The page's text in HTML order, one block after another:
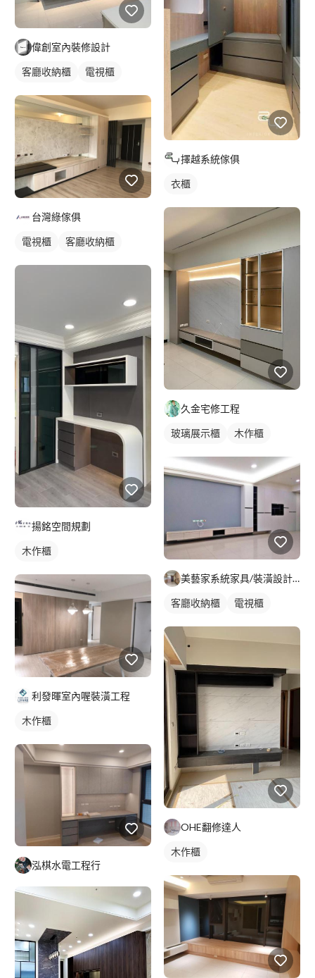
偉創室內裝修設計
客廳收納櫃 電視櫃
台灣綠傢俱
電視櫃 客廳收納櫃
揚銘空間規劃
木作櫃
利發暉室內喔裝潢工程
木作櫃
泓棋水電工程行
擇越系統傢俱
衣櫃
久金宅修工程
玻璃展示櫃 木作櫃
美藝家系統家具/裝潢設計/統包服務
客廳收納櫃 電視櫃
OHE翻修達人
木作櫃